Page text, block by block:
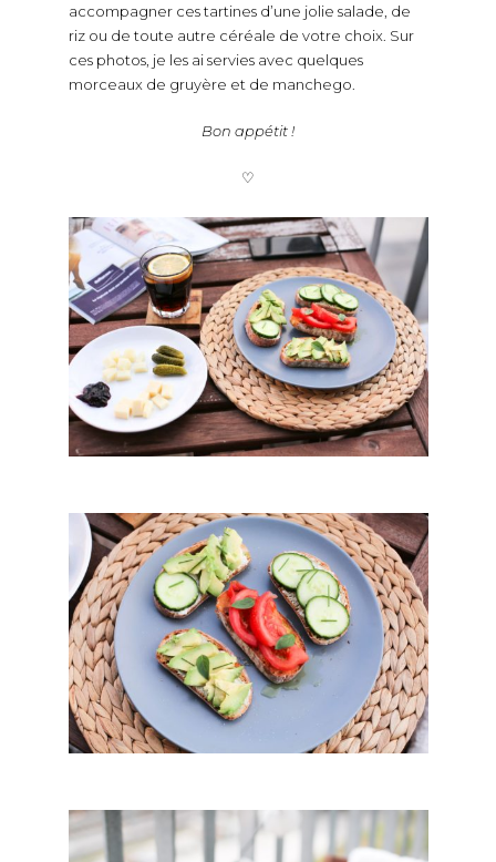
accompagner ces tartines d’une jolie salade, de
riz ou de toute autre céréale de votre choix. Sur
ces photos, je les ai servies avec quelques
morceaux de gruyère et de manchego.
Bon appétit !
♡